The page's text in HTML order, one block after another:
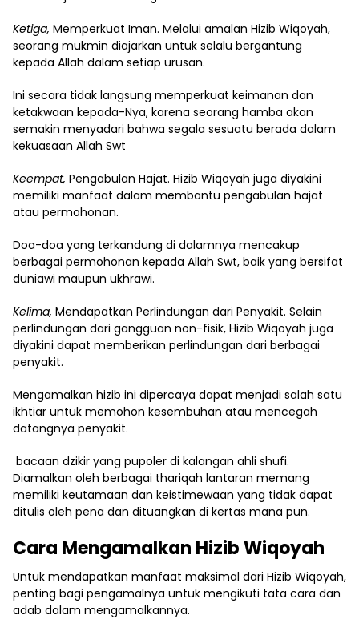
Ketiga, Memperkuat Iman. Melalui amalan Hizib Wiqoyah,
seorang mukmin diajarkan untuk selalu bergantung
kepada Allah dalam setiap urusan.
Ini secara tidak langsung memperkuat keimanan dan
ketakwaan kepada-Nya, karena seorang hamba akan
semakin menyadari bahwa segala sesuatu berada dalam
kekuasaan Allah Swt
Keempat, Pengabulan Hajat. Hizib Wiqoyah juga diyakini
memiliki manfaat dalam membantu pengabulan hajat
atau permohonan.
Doa-doa yang terkandung di dalamnya mencakup
berbagai permohonan kepada Allah Swt, baik yang bersifat
duniawi maupun ukhrawi.
Kelima, Mendapatkan Perlindungan dari Penyakit. Selain
perlindungan dari gangguan non-fisik, Hizib Wiqoyah juga
diyakini dapat memberikan perlindungan dari berbagai
penyakit.
Mengamalkan hizib ini dipercaya dapat menjadi salah satu
ikhtiar untuk memohon kesembuhan atau mencegah
datangnya penyakit.
bacaan dzikir yang pupoler di kalangan ahli shufi.
Diamalkan oleh berbagai thariqah lantaran memang
memiliki keutamaan dan keistimewaan yang tidak dapat
ditulis oleh pena dan dituangkan di kertas mana pun.
Cara Mengamalkan Hizib Wiqoyah
Untuk mendapatkan manfaat maksimal dari Hizib Wiqoyah,
penting bagi pengamalnya untuk mengikuti tata cara dan
adab dalam mengamalkannya.